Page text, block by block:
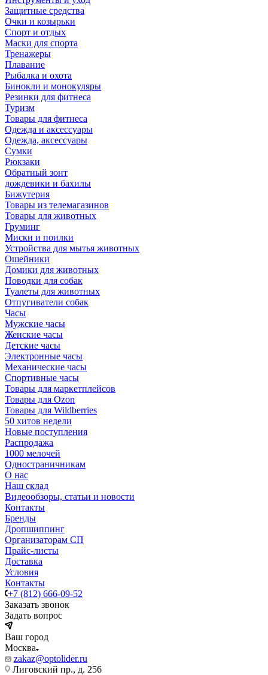
Защитные средства
Очки и козырьки
Спорт и отдых
Маски для спорта
Тренажеры
Плавание
Рыбалка и охота
Бинокли и монокуляры
Резинки для фитнеса
Туризм
Товары для фитнеса
Одежда и аксессуары
Одежда, аксессуары
Сумки
Рюкзаки
Обратный зонт
дождевики и бахилы
Бижутерия
Товары из телемагазинов
Товары для животных
Груминг
Миски и поилки
Устройства для мытья животных
Ошейники
Домики для животных
Поводки для собак
Туалеты для животных
Отпугиватели собак
Часы
Мужские часы
Женские часы
Детские часы
Электронные часы
Механические часы
Спортивные часы
Товары для маркетплейсов
Товары для Ozon
Товары для Wildberries
50 хитов недели
Новые поступления
Распродажа
1000 мелочей
Одностраничникам
О нас
Наш склад
Видеообзоры, статьи и новости
Контакты
Бренды
Дропшиппинг
Организаторам СП
Прайс-листы
Доставка
Условия
Контакты
+7 (812) 666-09-52
Заказать звонок
Задать вопрос
Ваш город
Москва
zakaz@optolider.ru
Лиговский пр., д. 256